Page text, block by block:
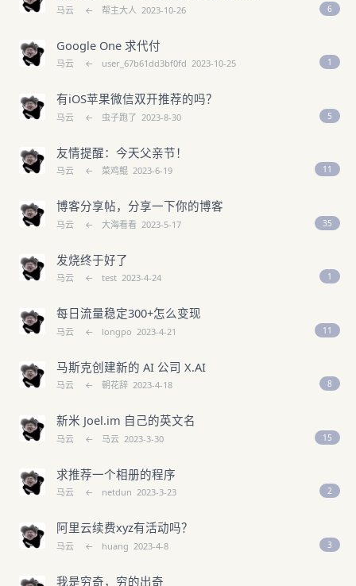
马云 ← 帮主大人 2023-10-26 6
Google One 求代付
马云 ← user_67b61dd3bf0fd 2023-10-25 1
有iOS苹果微信双开推荐的吗？
马云 ← 虫子跑了 2023-8-30 5
友情提醒：今天父亲节！
马云 ← 菜鸡鲲 2023-6-19 11
博客分享帖，分享一下你的博客
马云 ← 大海看看 2023-5-17 35
发烧终于好了
马云 ← test 2023-4-24 1
每日流量稳定300+怎么变现
马云 ← longpo 2023-4-21 11
马斯克创建新的 AI 公司 X.AI
马云 ← 朝花辞 2023-4-18 8
新米 Joel.im 自己的英文名
马云 ← 马云 2023-3-30 15
求推荐一个相册的程序
马云 ← netdun 2023-3-23 2
阿里云续费xyz有活动吗？
马云 ← huang 2023-4-8 3
我是穷奇，穷的出奇